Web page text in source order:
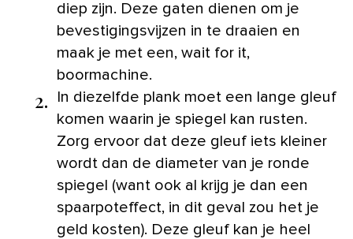
diep zijn. Deze gaten dienen om je
bevestigingsvijzen in te draaien en
maak je met een, wait for it,
boormachine.
2.
In diezelfde plank moet een lange gleuf
komen waarin je spiegel kan rusten.
Zorg ervoor dat deze gleuf iets kleiner
wordt dan de diameter van je ronde
spiegel (want ook al krijg je dan een
spaarpoteffect, in dit geval zou het je
geld kosten). Deze gleuf kan je heel